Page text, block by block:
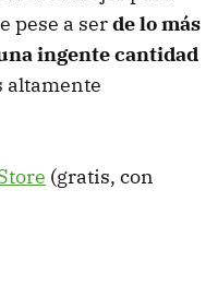
pese a serde lo más
ingente cantidad
altamente
(gratis, con